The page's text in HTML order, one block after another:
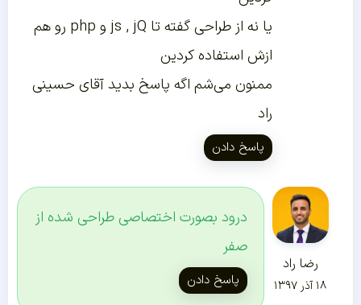
یا نه از طراحی گفته تا js , jQ و php رو هم
ازش استفاده کردین
ممنون می‌شم اگه پاسخ بدید آقای حسینی
راد
پاسخ دادن
رضا راد
۱۸ آذر ۱۳۹۷
درود بصورت اختصاصی طراحی شده از
صفر
پاسخ دادن